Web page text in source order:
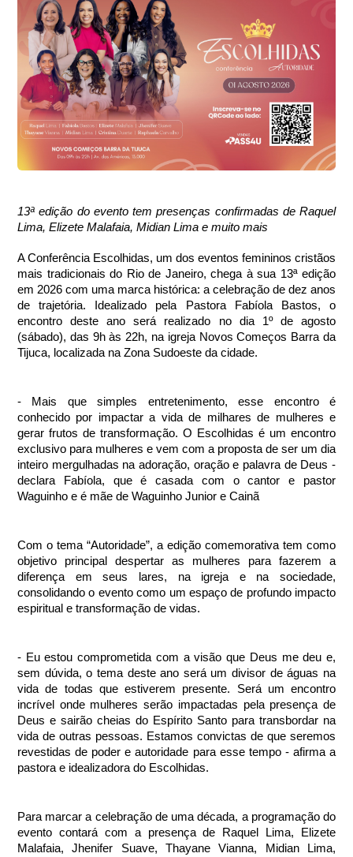
13ª edição do evento tem presenças confirmadas de Raquel
Lima, Elizete Malafaia, Midian Lima e muito mais
A Conferência Escolhidas, um dos eventos femininos cristãos
mais tradicionais do Rio de Janeiro, chega à sua 13ª edição
em 2026 com uma marca histórica: a celebração de dez anos
de trajetória. Idealizado pela Pastora Fabíola Bastos, o
encontro deste ano será realizado no dia 1º de agosto
(sábado), das 9h às 22h, na igreja Novos Começos Barra da
Tijuca, localizada na Zona Sudoeste da cidade.
- Mais que simples entretenimento, esse encontro é
conhecido por impactar a vida de milhares de mulheres e
gerar frutos de transformação. O Escolhidas é um encontro
exclusivo para mulheres e vem com a proposta de ser um dia
inteiro mergulhadas na adoração, oração e palavra de Deus -
declara Fabíola, que é casada com o cantor e pastor
Waguinho e é mãe de Waguinho Junior e Cainã
Com o tema “Autoridade”, a edição comemorativa tem como
objetivo principal despertar as mulheres para fazerem a
diferença em seus lares, na igreja e na sociedade,
consolidando o evento como um espaço de profundo impacto
espiritual e transformação de vidas.
- Eu estou comprometida com a visão que Deus me deu e,
sem dúvida, o tema deste ano será um divisor de águas na
vida de todas que estiverem presente. Será um encontro
incrível onde mulheres serão impactadas pela presença de
Deus e sairão cheias do Espírito Santo para transbordar na
vida de outras pessoas. Estamos convictas de que seremos
revestidas de poder e autoridade para esse tempo - afirma a
pastora e idealizadora do Escolhidas.
Para marcar a celebração de uma década, a programação do
evento contará com a presença de Raquel Lima, Elizete
Malafaia, Jhenifer Suave, Thayane Vianna, Midian Lima,